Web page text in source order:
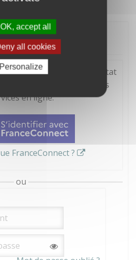
OK, accept all
all cookies
Personalize
solution proposée par l'Etat
la connexion à vos
en ligne.
FranceConnect ?
ou